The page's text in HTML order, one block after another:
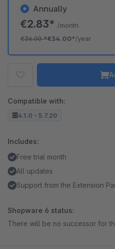
Annually
€2.83* /month
€36.00*€34.00*/year
Compatible with:
4.1.0 - 5.7.20
Includes:
Free trial month
All updates
Support from the Extension
Shopware 6 status:
There will be no successor for